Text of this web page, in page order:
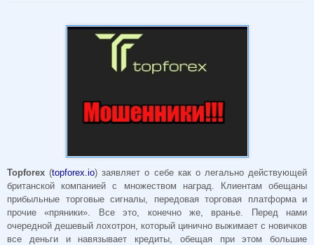
Topforex (topforex.io) заявляет о себе как о легально действующей
британской компанией с множеством наград. Клиентам обещаны
прибыльные торговые сигналы, передовая торговая платформа и
прочие «пряники». Все это, конечно же, вранье. Перед нами
очередной дешевый лохотрон, который цинично выжимает с новичков
все деньги и навязывает кредиты, обещая при этом большие